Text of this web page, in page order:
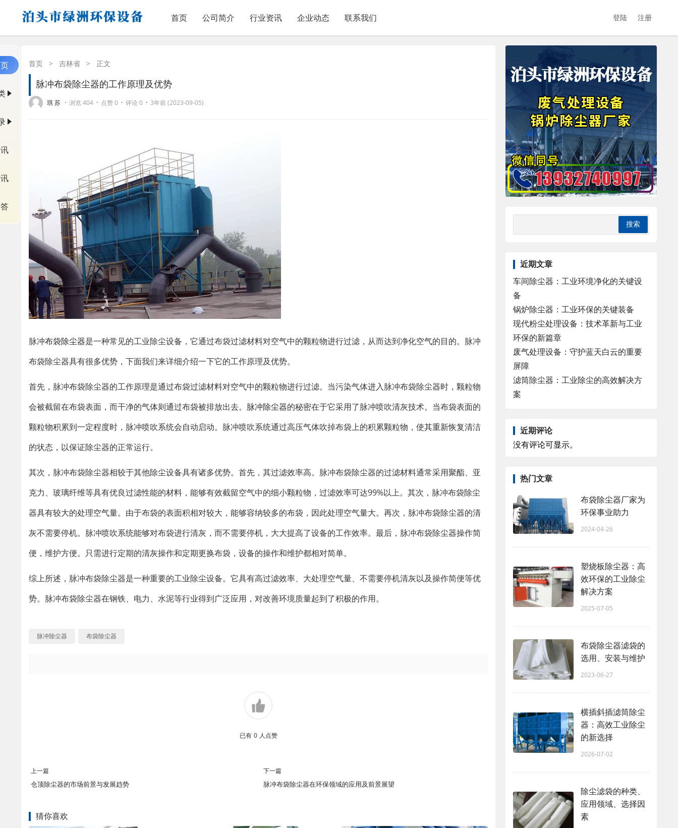
首页 公司简介 行业资讯 企业动态 联系我们 登陆 注册
首页 > 吉林省 > 正文
脉冲布袋除尘器的工作原理及优势
琪 苏 · 浏览 404 · 点赞 0 · 评论 0 · 3年前 (2023-09-05)
脉冲布袋除尘器是一种常见的工业除尘设备，它通过布袋过滤材料对空气中的颗粒物进行过滤，从而达到净化空气的目的。脉冲
布袋除尘器具有很多优势，下面我们来详细介绍一下它的工作原理及优势。
首先，脉冲布袋除尘器的工作原理是通过布袋过滤材料对空气中的颗粒物进行过滤。当污染气体进入脉冲布袋除尘器时，颗粒物
会被截留在布袋表面，而干净的气体则通过布袋被排放出去。 脉冲除尘器的秘密在于它采用了脉冲喷吹清灰技术。当布袋表面的
颗粒物积累到一定程度时，脉冲喷吹系统会自动启动。脉冲喷吹系统通过高压气体吹掉布袋上的积累颗粒物，使其重新恢复清洁
的状态，以保证除尘器的正常运行。
其次，脉冲布袋除尘器相较于其他除尘设备具有诸多优势。首先，其过滤效率高。脉冲布袋除尘器的过滤材料通常采用聚酯、亚
克力、玻璃纤维等具有优良过滤性能的材料，能够有效截留空气中的细小颗粒物，过滤效率可达99%以上。其次，脉冲布袋除尘
器具有较大的处理空气量。由于布袋的表面积相对较大，能够容纳较多的布袋，因此处理空气量大。再次，脉冲布袋除尘器的清
灰不需要停机。脉冲喷吹系统能够对布袋进行清灰，而不需要停机，大大提高了设备的工作效率。最后，脉冲布袋除尘器操作简
便，维护方便。只需进行定期的清灰操作和定期更换布袋，设备的操作和维护都相对简单。
综上所述，脉冲布袋除尘器是一种重要的工业除尘设备。它具有高过滤效率、大处理空气量、不需要停机清灰以及操作简便等优
势。脉冲布袋除尘器在钢铁、电力、水泥等行业得到广泛应用，对改善环境质量起到了积极的作用。
脉冲除尘器 布袋除尘器
已有 0 人点赞
上一篇
仓顶除尘器的市场前景与发展趋势
下一篇
脉冲布袋除尘器在环保领域的应用及前景展望
猜你喜欢
近期文章
车间除尘器：工业环境净化的关键设
备
锅炉除尘器：工业环保的关键装备
现代粉尘处理设备：技术革新与工业
环保的新篇章
废气处理设备：守护蓝天白云的重要
屏障
滤筒除尘器：工业除尘的高效解决方
案
近期评论
没有评论可显示。
热门文章
布袋除尘器厂家为
环保事业助力
2024-04-26
塑烧板除尘器：高
效环保的工业除尘
解决方案
2025-07-05
布袋除尘器滤袋的
选用、安装与维护
2023-06-27
横插斜插滤筒除尘
器：高效工业除尘
的新选择
2026-07-02
除尘滤袋的种类、
应用领域、选择因
素